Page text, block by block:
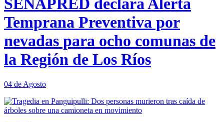
SENAPRED declara Alerta
Temprana Preventiva por
nevadas para ocho comunas de
la Región de Los Ríos
04 de Agosto